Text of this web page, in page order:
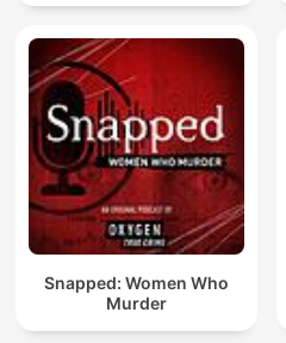
Snapped: Women Who
Murder